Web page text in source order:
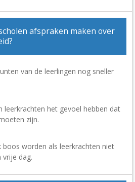
afspraken maken over
van de leerlingen nog sneller
leerkrachten het gevoel hebben dat
zijn.
boos worden als leerkrachten niet
dag.